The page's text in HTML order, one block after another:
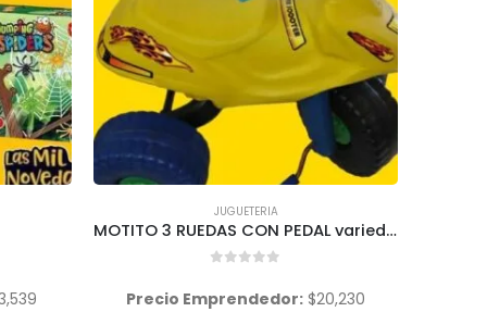
JUGUETERIA,WAWI
SET DE MATE O TE CON BANDEJA DE JUGUETE Wawi
Precio Emprendedor: $2,018